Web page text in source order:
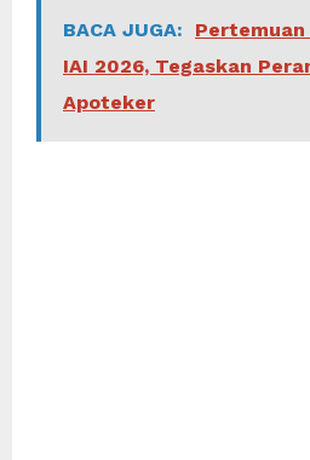
BACA JUGA:
Pertemuan
IAI 2026, Tegaskan
Apoteker